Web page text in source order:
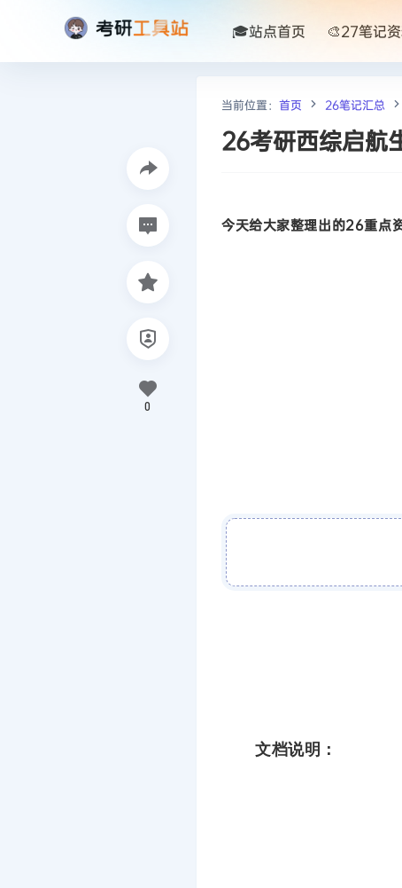
🎓站点首页 🎨27笔记
当前位置： 首页 26笔记汇总
26考研西综启航
今天给大家整理出的26重点
文档说明：
0